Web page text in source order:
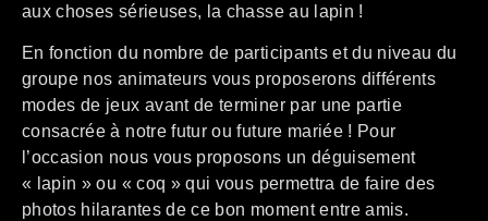
aux choses sérieuses, la chasse au lapin !
En fonction du nombre de participants et du niveau du
groupe nos animateurs vous proposerons différents
modes de jeux avant de terminer par une partie
consacrée à notre futur ou future mariée ! Pour
l’occasion nous vous proposons un déguisement
« lapin » ou « coq » qui vous permettra de faire des
photos hilarantes de ce bon moment entre amis.